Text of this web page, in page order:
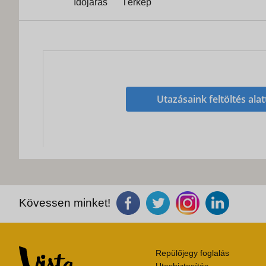
Időjárás Térkép
Utazásaink feltöltés
Kövessen minket!
Repülőjegy foglalás